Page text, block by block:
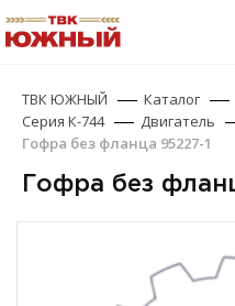
ТВК ЮЖНЫЙ Каталог
Серия К-744
Двигатель
Гофра без фланца 95227-1
Гофра без